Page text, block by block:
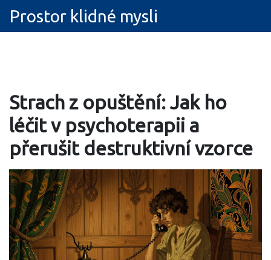
Prostor klidné mysli
Strach z opuštění: Jak ho
léčit v psychoterapii a
přerušit destruktivní vzorce